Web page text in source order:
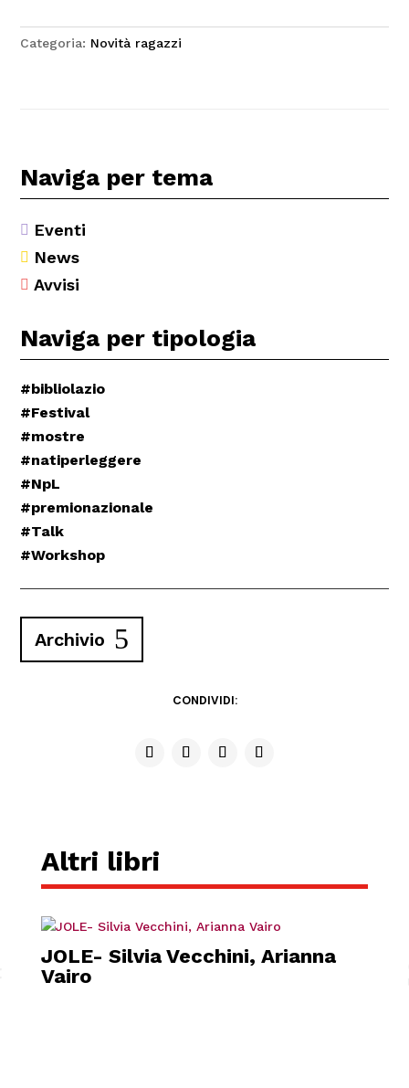
Categoria: Novità ragazzi
Naviga per tema
 Eventi
 News
 Avvisi
Naviga per tipologia
#bibliolazio
#Festival
#mostre
#natiperleggere
#NpL
#premionazionale
#Talk
#Workshop
Archivio
CONDIVIDI:
Altri libri
JOLE- Silvia Vecchini, Arianna
Vairo